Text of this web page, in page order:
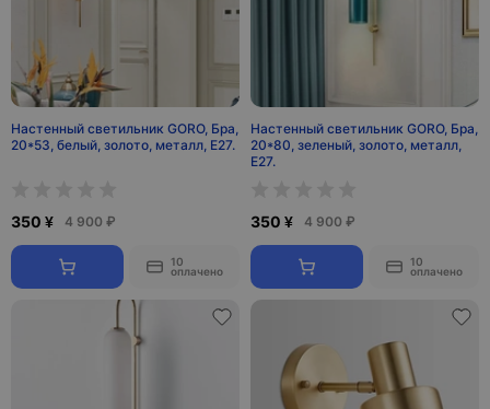
Настенный светильник GORO, Бра,
20*53, белый, золото, металл, Е27.
350 ¥ 4 900 ₽
10
оплачено
Настенный светильник GORO, Бра,
20*80, зеленый, золото, металл,
Е27.
350 ¥ 4 900 ₽
10
оплачено